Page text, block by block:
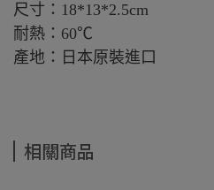
尺寸：18*13*2.5cm
耐熱：60℃
產地：日本原裝進口
相關商品